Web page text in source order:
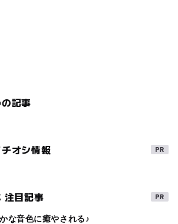
記事
オシ情報
注目記事
な音色に癒やされる♪